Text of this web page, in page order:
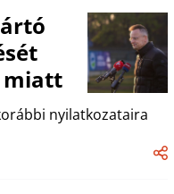
miatt
nyilatkozataira